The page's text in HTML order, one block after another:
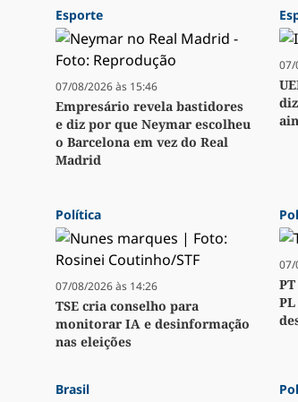
Esporte
07/08/2026 às 15:46
Empresário revela bastidores
e diz por que Neymar escolheu
o Barcelona em vez do Real
Madrid
07/
Política
07/08/2026 às 14:26
TSE cria conselho para
monitorar IA e desinformação
nas eleições
07/
Brasil